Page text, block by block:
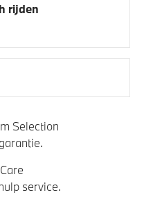
rijden
Selection
service.